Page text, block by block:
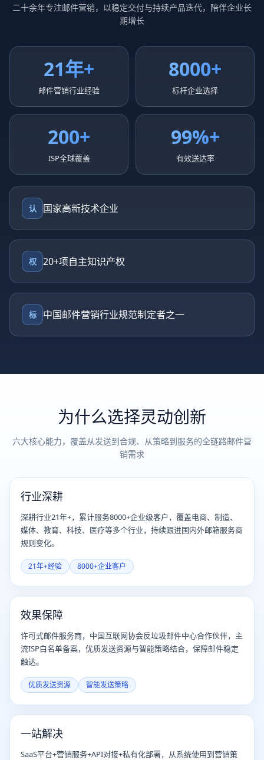
二十余年专注邮件营销，以稳定交付与持续产品迭代，陪伴企业长
期增长
21年+
邮件营销行业经验
8000+
标杆企业选择
200+
ISP全球覆盖
99%+
有效送达率
认 国家高新技术企业
权 20+项自主知识产权
标 中国邮件营销行业规范制定者之一
为什么选择灵动创新
六大核心能力，覆盖从发送到合规、从策略到服务的全链路邮件营
销需求
行业深耕
深耕行业21年+，累计服务8000+企业级客户，覆盖电商、制造、
媒体、教育、科技、医疗等多个行业，持续跟进国内外邮箱服务商
规则变化。
21年+经验 8000+企业客户
效果保障
许可式邮件服务商，中国互联网协会反垃圾邮件中心合作伙伴，主
流ISP白名单备案，优质发送资源与智能策略结合，保障邮件稳定
触达。
优质发送资源 智能发送策略
一站解决
SaaS平台+营销服务+API对接+私有化部署，从系统使用到营销策